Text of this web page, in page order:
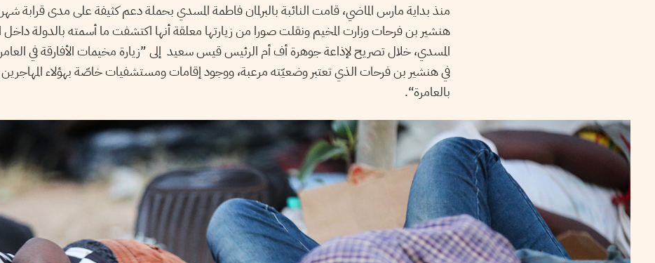
منذ بداية مارس الماضي، قامت النائبة بالبرلمان فاطمة المسدي بحملة دعم كثيفة على مدى قرابة
هنشير بن فرحات وزارت المخيم ونقلت صورا من زيارتها معلقة أنها اكتشفت ما أسمته بالدولة داخل
المسدي، خلال تصريح لإذاعة جوهرة أف أم الرئيس قيس سعيد إلى ”زيارة مخيمات الأفارقة في
في هنشير بن فرحات الذي تعتبر وضعيّته مرعبة، ووجود إقامات ومستشفيات خاصّة بهؤلاء المهاجرين
بالعامرة“.